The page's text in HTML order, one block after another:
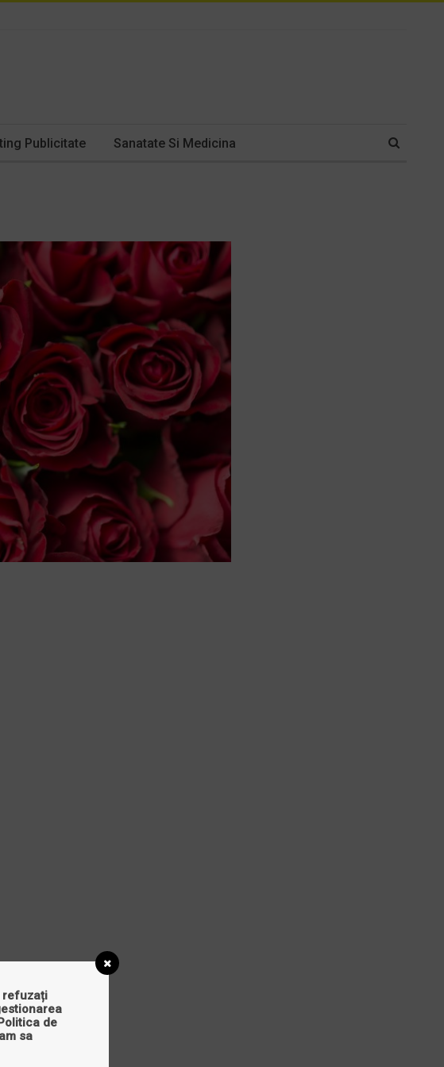
Publicitate Sanatate Si Medicina
refuzați
de
sa